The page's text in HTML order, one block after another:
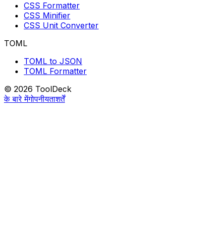
CSS Formatter
CSS Minifier
CSS Unit Converter
TOML
TOML to JSON
TOML Formatter
© 2026 ToolDeck
के बारे मेंगोपनीयताशर्तें